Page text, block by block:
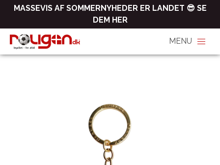
MASSEVIS AF SOMMERNYHEDER ER LANDET 😎 SE
DEM HER